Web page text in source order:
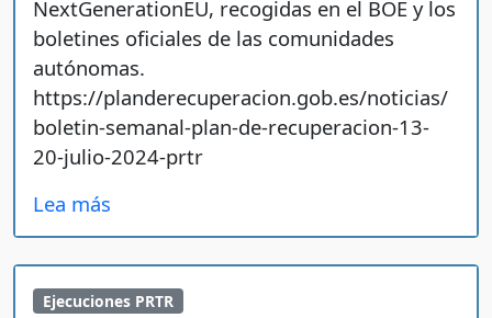
NextGenerationEU, recogidas en el BOE y los
boletines oficiales de las comunidades
autónomas.
https://planderecuperacion.gob.es/noticias/
boletin-semanal-plan-de-recuperacion-13-
20-julio-2024-prtr
Lea más
Ejecuciones PRTR